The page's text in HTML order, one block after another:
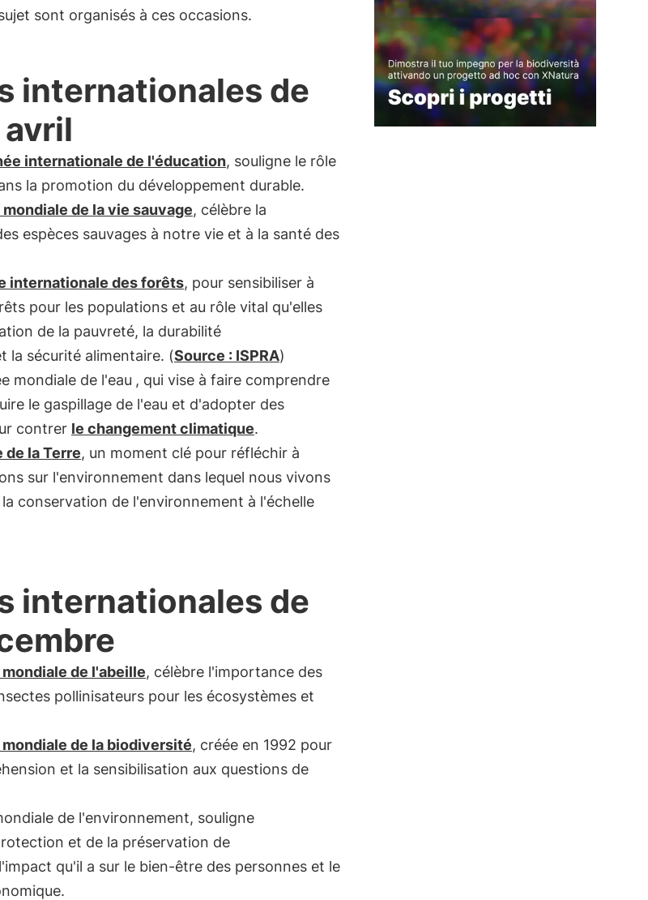
sont organisés à ces occasions.
internationales de
internationale de l'éducation, souligne le rôle
la promotion du développement durable.
de la vie sauvage, célèbre la
espèces sauvages à notre vie et à la santé des
internationale des forêts, pour sensibiliser à
pour les populations et au rôle vital qu'elles
de la pauvreté, la durabilité
la sécurité alimentaire. (Source : ISPRA)
mondiale de l'eau , qui vise à faire comprendre
le gaspillage de l'eau et d'adopter des
contrer le changement climatique.
de la Terre, un moment clé pour réfléchir à
sur l'environnement dans lequel nous vivons
conservation de l'environnement à l'échelle
internationales de
de l'abeille, célèbre l'importance des
pollinisateurs pour les écosystèmes et
de la biodiversité, créée en 1992 pour
et la sensibilisation aux questions de
de l'environnement, souligne
et de la préservation de
qu'il a sur le bien-être des personnes et le